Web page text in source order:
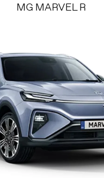
MG MARVEL R